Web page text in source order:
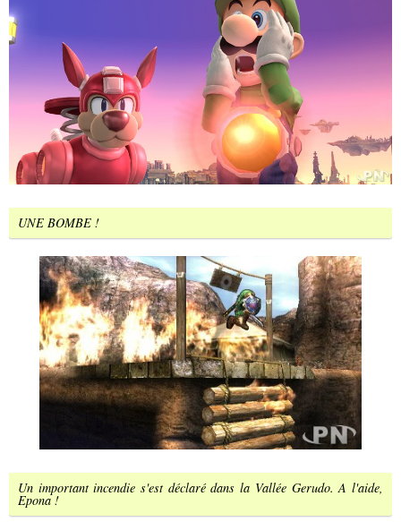
UNE BOMBE !
Un important incendie s'est déclaré dans la Vallée Gerudo. A l'aide,
Epona !